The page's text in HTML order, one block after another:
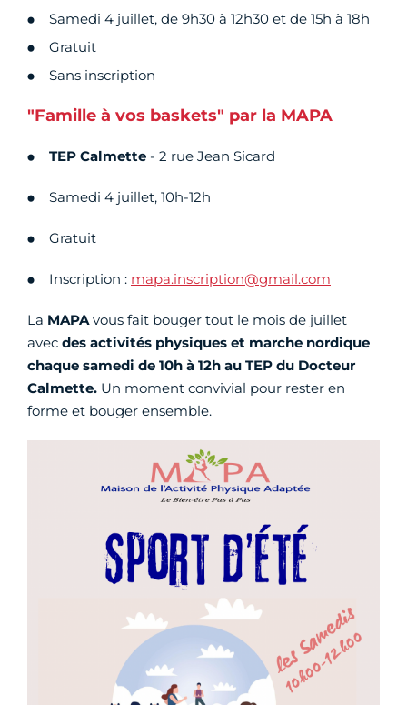
Samedi 4 juillet, de 9h30 à 12h30 et de 15h à 18h
Gratuit
Sans inscription
"Famille à vos baskets" par la MAPA
TEP Calmette - 2 rue Jean Sicard
Samedi 4 juillet, 10h-12h
Gratuit
Inscription : mapa.inscription@gmail.com
La MAPAvous fait bouger tout le mois de juillet
avec des activités physiques et marche nordique
chaque samedi de 10h à 12h au TEP du Docteur
Calmette. Un moment convivial pour rester en
forme et bouger ensemble.